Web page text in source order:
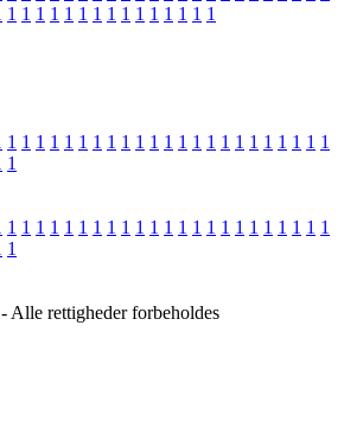
1 1 1 1 1 1 1 1 1 1 1 1 1 1 1
1 1 1 1 1 1 1 1 1 1 1 1 1 1 1 1 1 1 1 1 1 1 1
1
1 1 1 1 1 1 1 1 1 1 1 1 1 1 1 1 1 1 1 1 1 1 1
1
- Alle rettigheder forbeholdes